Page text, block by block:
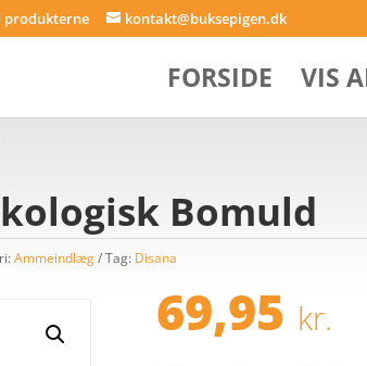
produkterne kontakt@buksepigen.dk
FORSIDE VIS
Bomuld
Ammeindlæg Tag: Disana
69,95 kr.